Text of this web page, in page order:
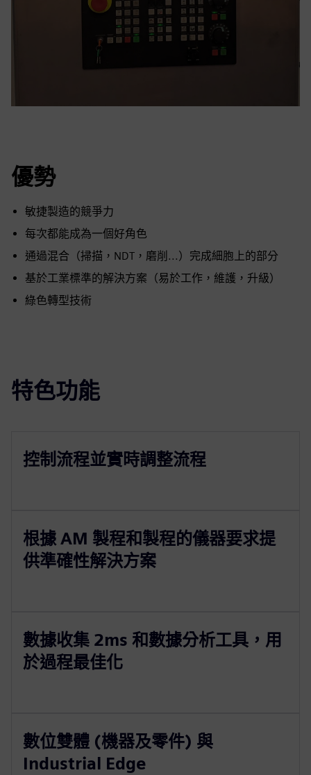
優勢
敏捷製造的競爭力
每次都能成為一個好角色
通過混合（掃描，NDT，磨削...）完成細胞上的部分
基於工業標準的解決方案（易於工作，維護，升級）
綠色轉型技術
特色功能
控制流程並實時調整流程
根據 AM 製程和製程的儀器要求提
供準確性解決方案
數據收集 2ms 和數據分析工具，用
於過程最佳化
數位雙體 (機器及零件) 與
Industrial Edge